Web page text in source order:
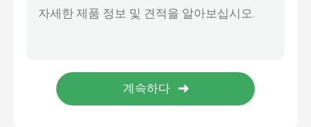
스낵 곤포기
PLC 제어와 수직 아몬드 캐슈 넛 곤포기